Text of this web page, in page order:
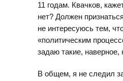
11 годам. Квачков,
нет? Должен
не интересуюсь тем,
«политическим
задаю такие,
В общем, я не следил